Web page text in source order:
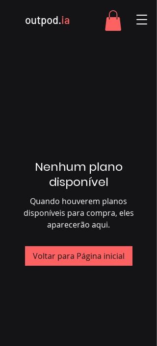
outpod.ia
Nenhum plano
disponível
Quando houverem planos
disponíveis para compra, eles
aparecerão aqui.
Voltar para Página inicial